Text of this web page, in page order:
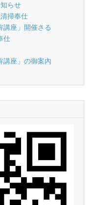
らせ
掃奉仕
講座」開催さる
仕
講座」の御案內